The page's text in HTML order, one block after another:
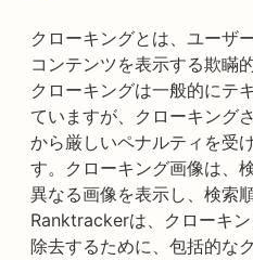
クローキングとは、ユーザ
コンテンツを表示する欺瞞
クローキングは一般的にテ
ていますが、クローキング
から厳しいペナルティを受
す。クローキング画像は、
異なる画像を表示し、検索
Ranktrackerは、クローキン
除去するために、包括的な